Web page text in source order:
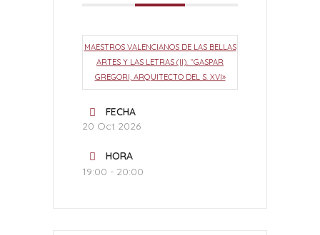
MAESTROS VALENCIANOS DE LAS BELLAS
ARTES Y LAS LETRAS (II). “GASPAR
GREGORI, ARQUITECTO DEL S. XVI»
FECHA
20 Oct 2026
HORA
19:00 - 20:00